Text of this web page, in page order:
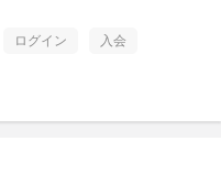
ログイン 入会